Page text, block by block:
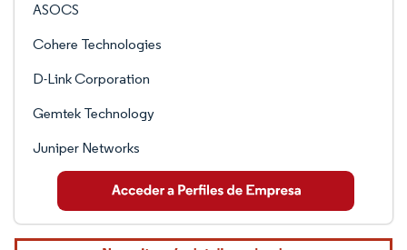
ASOCS
Cohere Technologies
D-Link Corporation
Gemtek Technology
Juniper Networks